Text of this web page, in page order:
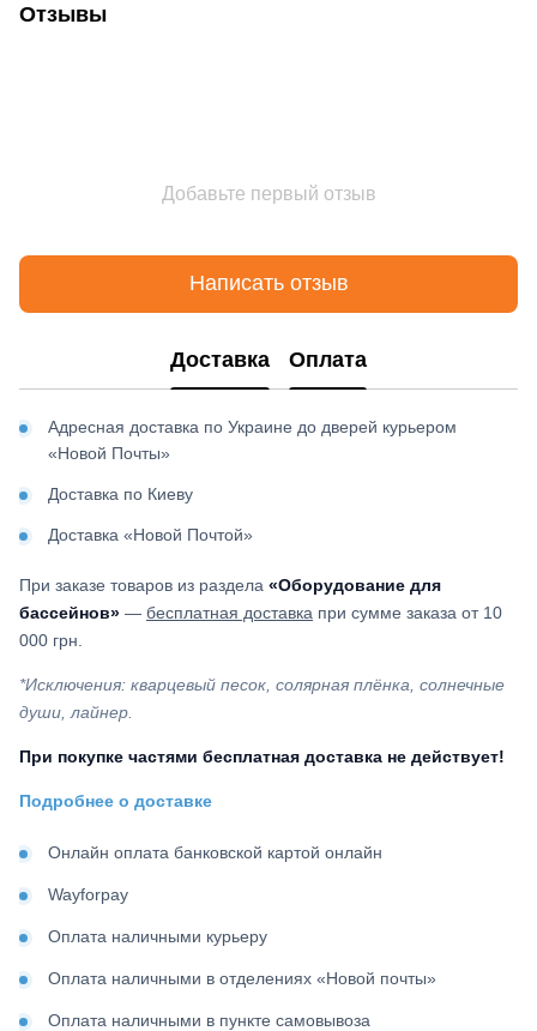
Отзывы
Добавьте первый отзыв
Написать отзыв
Доставка Оплата
Адресная доставка по Украине до дверей курьером
«Новой Почты»
Доставка по Киеву
Доставка «Новой Почтой»
При заказе товаров из раздела «Оборудование для
бассейнов» — бесплатная доставка при сумме заказа от 10
000 грн.
*Исключения: кварцевый песок, солярная плёнка, солнечные
души, лайнер.
При покупке частями бесплатная доставка не действует!
Подробнее о доставке
Онлайн оплата банковской картой онлайн
Wayforpay
Оплата наличными курьеру
Оплата наличными в отделениях «Новой почты»
Оплата наличными в пункте самовывоза